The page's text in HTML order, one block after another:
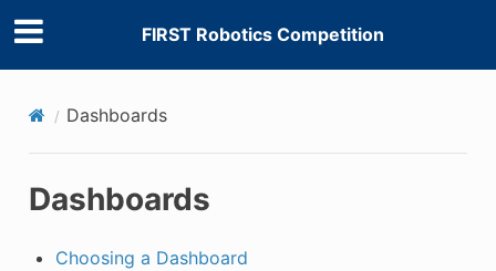
FIRST Robotics Competition
Dashboards
Dashboards
Choosing a Dashboard